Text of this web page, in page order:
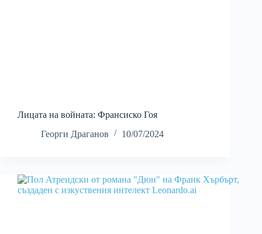
Лицата на войната: Франсиско Гоя
Георги Драганов
10/07/2024